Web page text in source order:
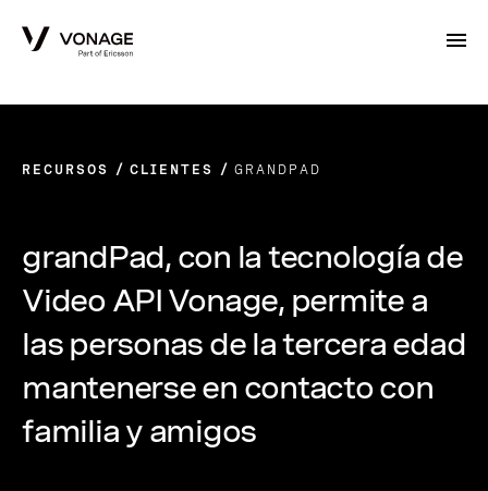
RECURSOS CLIENTES GRANDPAD
grandPad, con la tecnología de
Video API Vonage, permite a
las personas de la tercera edad
mantenerse en contacto con
familia y amigos